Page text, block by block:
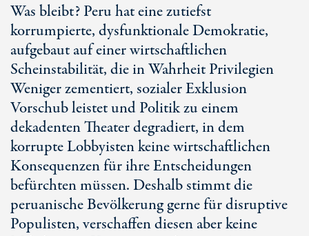
Was bleibt? Peru hat eine zutiefst
korrumpierte, dysfunktionale Demokratie,
aufgebaut auf einer wirtschaftlichen
Scheinstabilität, die in Wahrheit Privilegien
Weniger zementiert, sozialer Exklusion
Vorschub leistet und Politik zu einem
dekadenten Theater degradiert, in dem
korrupte Lobbyisten keine wirtschaftlichen
Konsequenzen für ihre Entscheidungen
befürchten müssen. Deshalb stimmt die
peruanische Bevölkerung gerne für disruptive
Populisten, verschaffen diesen aber keine